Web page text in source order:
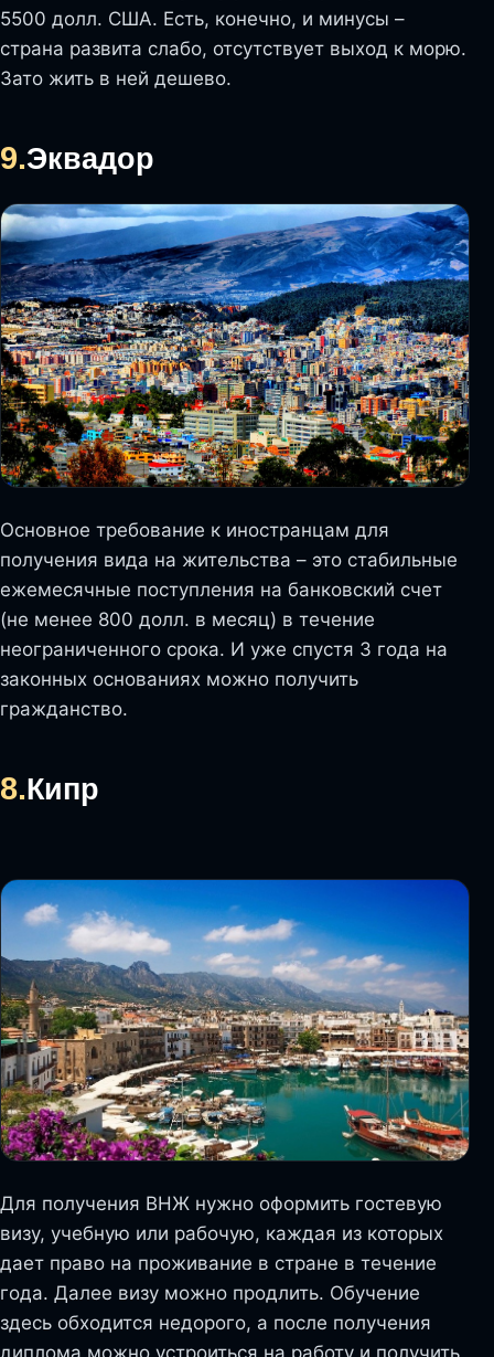
5500 долл. США. Есть, конечно, и минусы –
страна развита слабо, отсутствует выход к морю.
Зато жить в ней дешево.
9.Эквадор
Основное требование к иностранцам для
получения вида на жительства – это стабильные
ежемесячные поступления на банковский счет
(не менее 800 долл. в месяц) в течение
неограниченного срока. И уже спустя 3 года на
законных основаниях можно получить
гражданство.
8.Кипр
Для получения ВНЖ нужно оформить гостевую
визу, учебную или рабочую, каждая из которых
дает право на проживание в стране в течение
года. Далее визу можно продлить. Обучение
здесь обходится недорого, а после получения